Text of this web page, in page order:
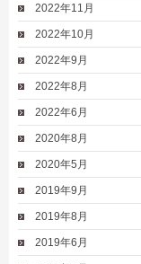
2022年11月
2022年10月
2022年9月
2022年8月
2022年6月
2020年8月
2020年5月
2019年9月
2019年8月
2019年6月